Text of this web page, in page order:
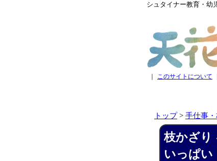
シュタイナー教育・幼
このサイトについて
トップ> 手仕事
枝かざり
いっぱい